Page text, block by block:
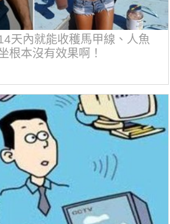
天內就能收穫馬甲線、人魚
根本沒有效果啊！